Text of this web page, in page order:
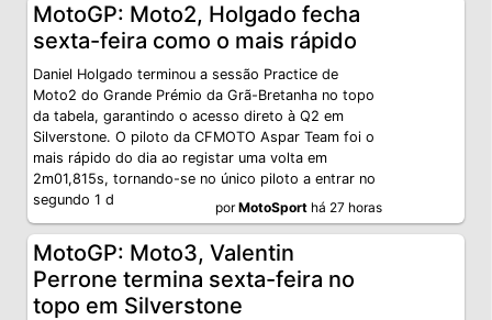
MotoGP: Moto2, Holgado fecha
sexta-feira como o mais rápido
Daniel Holgado terminou a sessão Practice de
Moto2 do Grande Prémio da Grã-Bretanha no topo
da tabela, garantindo o acesso direto à Q2 em
Silverstone. O piloto da CFMOTO Aspar Team foi o
mais rápido do dia ao registar uma volta em
2m01,815s, tornando-se no único piloto a entrar no
segundo 1 d
porMotoSport há 27 horas
MotoGP: Moto3, Valentin
Perrone termina sexta-feira no
topo em Silverstone